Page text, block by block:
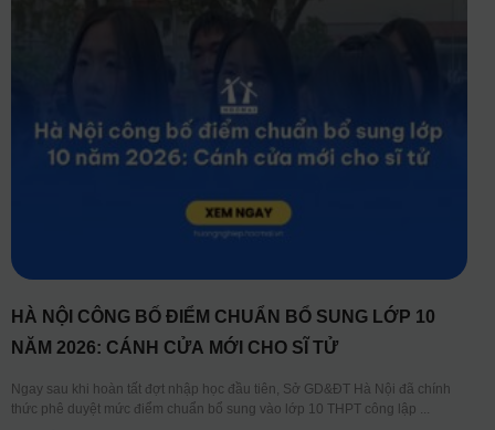
HÀ NỘI CÔNG BỐ ĐIỂM CHUẨN BỔ SUNG LỚP 10
NĂM 2026: CÁNH CỬA MỚI CHO SĨ TỬ
Ngay sau khi hoàn tất đợt nhập học đầu tiên, Sở GD&ĐT Hà Nội đã chính
thức phê duyệt mức điểm chuẩn bổ sung vào lớp 10 THPT công lập